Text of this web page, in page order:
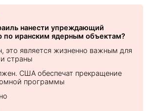
нанести упреждающий
по иранским ядерным объектам?
это является жизненно важным для
страны
США обеспечат прекращение
программы